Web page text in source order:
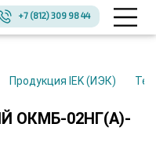
+7 (812) 309 98 44
Продукция IEK (ИЭК)
ОКМБ-02НГ(А)-